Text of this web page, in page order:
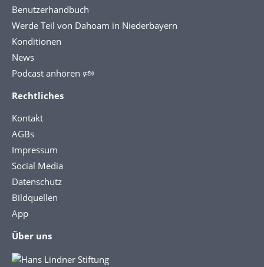
Benutzerhandbuch
Werde Teil von Dahoam in Niederbayern
Konditionen
News
Podcast anhören 🕬
Rechtliches
Kontakt
AGBs
Impressum
Social Media
Datenschutz
Bildquellen
App
Über uns